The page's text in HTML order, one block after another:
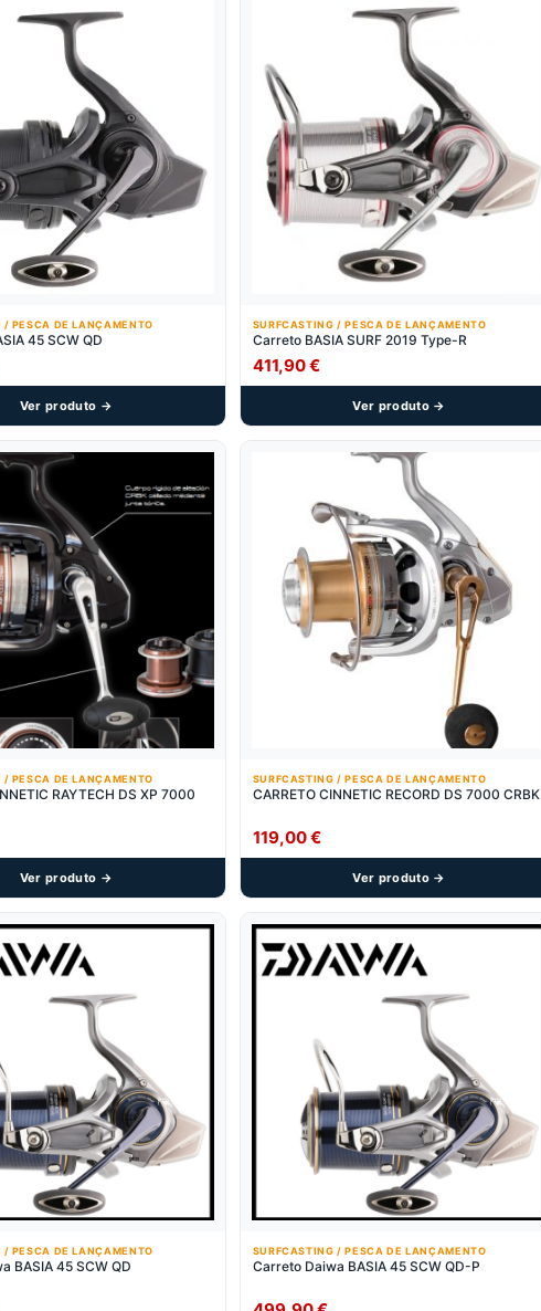
/ PESCA DE LANÇAMENTO
45 SCW QD
Ver produto →
SURFCASTING / PESCA DE LANÇAMENTO
Carreto BASIA SURF 2019 Type-R
411,90€
Ver produto →
/ PESCA DE LANÇAMENTO
RAYTECH DS XP 7000
Ver produto →
SURFCASTING / PESCA DE LANÇAMENTO
CARRETO CINNETIC RECORD DS 7000 CRBK
119,00€
Ver produto →
/ PESCA DE LANÇAMENTO
BASIA 45 SCW QD
SURFCASTING / PESCA DE LANÇAMENTO
Carreto Daiwa BASIA 45 SCW QD-P